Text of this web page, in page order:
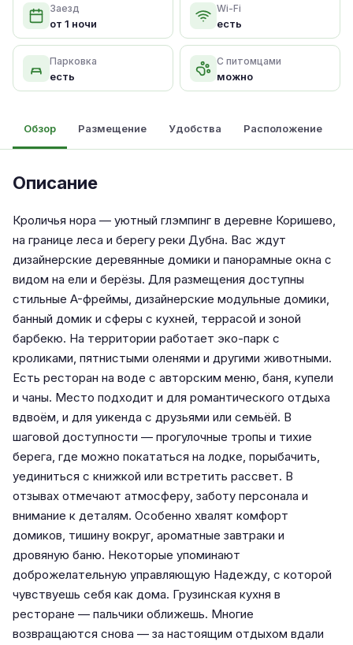
Заезд
от 1 ночи
Wi-Fi
есть
Парковка
есть
С питомцами
можно
Обзор Размещение Удобства Расположение
Описание
Кроличья нора — уютный глэмпинг в деревне Коришево,
на границе леса и берегу реки Дубна. Вас ждут
дизайнерские деревянные домики и панорамные окна с
видом на ели и берёзы. Для размещения доступны
стильные A-фреймы, дизайнерские модульные домики,
банный домик и сферы с кухней, террасой и зоной
барбекю. На территории работает эко-парк с
кроликами, пятнистыми оленями и другими животными.
Есть ресторан на воде с авторским меню, баня, купели
и чаны. Место подходит и для романтического отдыха
вдвоём, и для уикенда с друзьями или семьёй. В
шаговой доступности — прогулочные тропы и тихие
берега, где можно покататься на лодке, порыбачить,
уединиться с книжкой или встретить рассвет. В
отзывах отмечают атмосферу, заботу персонала и
внимание к деталям. Особенно хвалят комфорт
домиков, тишину вокруг, ароматные завтраки и
дровяную баню. Некоторые упоминают
доброжелательную управляющую Надежду, с которой
чувствуешь себя как дома. Грузинская кухня в
ресторане — пальчики оближешь. Многие
возвращаются снова — за настоящим отдыхом вдали